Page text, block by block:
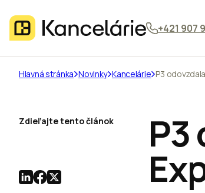
+421 907
Hlavná stránka Novinky Kancelárie P3
P3
Zdieľajte tento článok